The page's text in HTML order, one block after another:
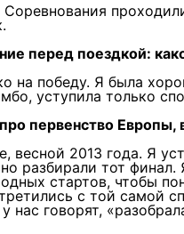
перед поездкой:
на победу. Я была
уступила только
первенство Европы,
весной 2013 года. Я
разбирали тот
стартов, чтобы
с той самой
нас говорят,